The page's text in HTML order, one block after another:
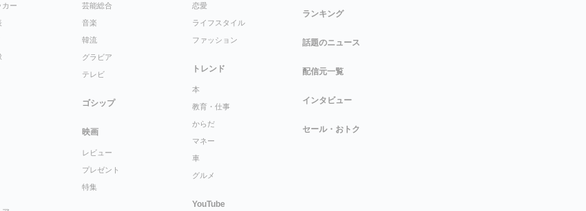
カー 芸能総合
音楽
韓流
グラビア
テレビ
ゴシップ
映画
レビュー
プレゼント
特集
恋愛
ライフスタイル
ファッション
トレンド
本
教育・仕事
からだ
マネー
車
グルメ
YouTube
ランキング
話題のニュース
配信元一覧
インタビュー
セール・おトク